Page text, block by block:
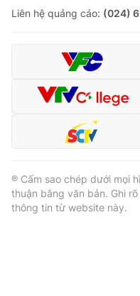
Liên hệ quảng cáo: (024)
® Cấm sao chép dưới mọi
thuận bằng văn bản. Ghi
thông tin từ website này.